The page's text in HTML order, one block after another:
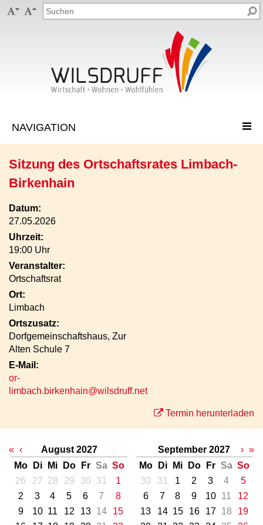
 
Sitzung des Ortschaftsrates Limbach-
Birkenhain
Datum:
27.05.2026
Uhrzeit:
19:00 Uhr
Veranstalter:
Ortschaftsrat
Ort:
Limbach
Ortszusatz:
Dorfgemeinschaftshaus, Zur
Alten Schule 7
E-Mail:
or-
limbach.birkenhain@wilsdruff.net
Termin herunterladen
« ‹
August 2027
Mo
Di Mi Do Fr Sa So
26
27 28 29 30 31
1
2
3 4 5 6 7
8
9
10 11 12 13 14
15
September 2027
Mo
Di Mi Do Fr Sa So
30
31 1 2 3 4
5
6
7 8 9 10 11
12
13
14 15 16 17 18
19
› »